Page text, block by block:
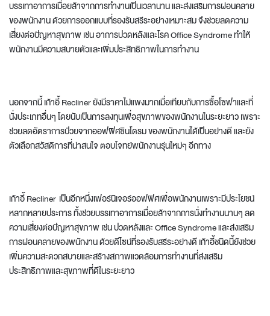
บรรเทาอาการเมื่อยล้าจากการทำงานเป็นเวลานาน และส่งเสริมการผ่อนคลาย
ของพนักงาน ด้วยการออกแบบที่รองรับสรีระอย่างเหมาะสม จึงช่วยลดความ
เสี่ยงต่อปัญหาสุขภาพ เช่น อาการปวดหลังและโรค Office Syndrome ทำให้
พนักงานมีความสบายตัวและเพิ่มประสิทธิภาพในการทำงาน
นอกจากนี้ เก้าอี้ Recliner ยังมีราคาไม่แพงมากเมื่อเทียบกับการซื้อโซฟาและที่
นั่งประเภทอื่นๆ โดยนับเป็นการลงทุนเพื่อสุขภาพของพนักงานในระยะยาว เพราะ
ช่วยลดอัตราการป่วยจากออฟฟิศซินโดรม ของพนักงานได้เป็นอย่างดี และยัง
ตัวเลือกสวัสดิการที่น่าสนใจ ตอบโจทย์พนักงานรุ่นใหม่ๆ อีกทาง
เก้าอี้ Recliner เป็นอีกหนึ่งเฟอร์นิเจอร์ออฟฟิศเพื่อพนักงานเพราะมีประโยชน์
หลากหลายประการ ทั้งช่วยบรรเทาอาการเมื่อยล้าจากการนั่งทำงานนานๆ ลด
ความเสี่ยงต่อปัญหาสุขภาพ เช่น ปวดหลังและ Office Syndrome และส่งเสริม
การผ่อนคลายของพนักงาน ด้วยดีไซน์ที่รองรับสรีระอย่างดี เก้าอี้ชนิดนี้ยังช่วย
เพิ่มความสะดวกสบายและสร้างสภาพแวดล้อมการทำงานที่ส่งเสริม
ประสิทธิภาพและสุขภาพที่ดีในระยะยาว